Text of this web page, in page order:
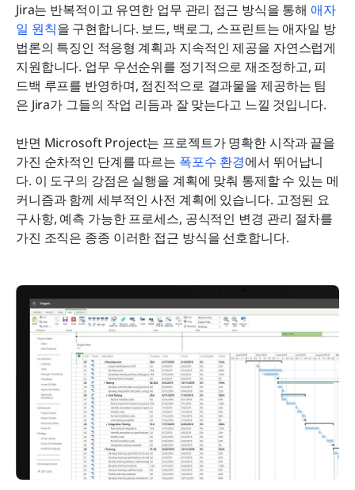
Jira는 반복적이고 유연한 업무 관리 접근 방식을 통해 애자
일 원칙을 구현합니다. 보드, 백로그, 스프린트는 애자일 방
법론의 특징인 적응형 계획과 지속적인 제공을 자연스럽게
지원합니다. 업무 우선순위를 정기적으로 재조정하고, 피
드백 루프를 반영하며, 점진적으로 결과물을 제공하는 팀
은 Jira가 그들의 작업 리듬과 잘 맞는다고 느낄 것입니다.
반면 Microsoft Project는 프로젝트가 명확한 시작과 끝을
가진 순차적인 단계를 따르는 폭포수 환경에서 뛰어납니
다. 이 도구의 강점은 실행을 계획에 맞춰 통제할 수 있는 메
커니즘과 함께 세부적인 사전 계획에 있습니다. 고정된 요
구사항, 예측 가능한 프로세스, 공식적인 변경 관리 절차를
가진 조직은 종종 이러한 접근 방식을 선호합니다.